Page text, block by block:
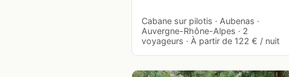
Cabane sur pilotis · Aubenas ·
Auvergne-Rhône-Alpes · 2
voyageurs · À partir de 122 € / nuit